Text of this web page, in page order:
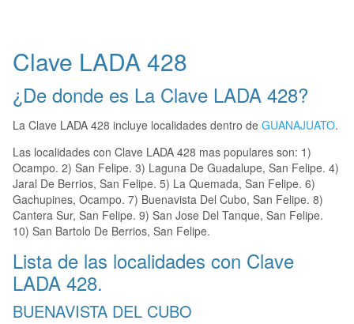
Clave LADA 428
¿De donde es La Clave LADA 428?
La Clave LADA 428 incluye localidades dentro de GUANAJUATO.
Las localidades con Clave LADA 428 mas populares son: 1)
Ocampo. 2) San Felipe. 3) Laguna De Guadalupe, San Felipe. 4)
Jaral De Berrios, San Felipe. 5) La Quemada, San Felipe. 6)
Gachupines, Ocampo. 7) Buenavista Del Cubo, San Felipe. 8)
Cantera Sur, San Felipe. 9) San Jose Del Tanque, San Felipe.
10) San Bartolo De Berrios, San Felipe.
Lista de las localidades con Clave
LADA 428.
BUENAVISTA DEL CUBO